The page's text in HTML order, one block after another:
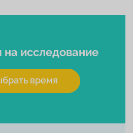
на исследование
время